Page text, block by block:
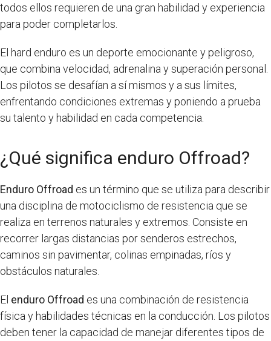
todos ellos requieren de una gran habilidad y experiencia
para poder completarlos.
El hard enduro es un deporte emocionante y peligroso,
que combina velocidad, adrenalina y superación personal.
Los pilotos se desafían a sí mismos y a sus límites,
enfrentando condiciones extremas y poniendo a prueba
su talento y habilidad en cada competencia.
¿Qué significa enduro Offroad?
Enduro Offroad es un término que se utiliza para describir
una disciplina de motociclismo de resistencia que se
realiza en terrenos naturales y extremos. Consiste en
recorrer largas distancias por senderos estrechos,
caminos sin pavimentar, colinas empinadas, ríos y
obstáculos naturales.
El enduro Offroad es una combinación de resistencia
física y habilidades técnicas en la conducción. Los pilotos
deben tener la capacidad de manejar diferentes tipos de